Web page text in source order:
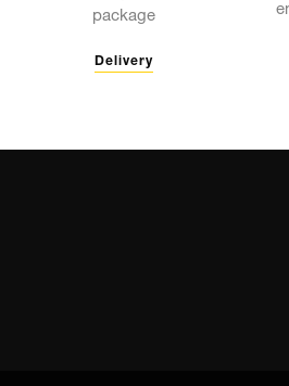
package
Delivery